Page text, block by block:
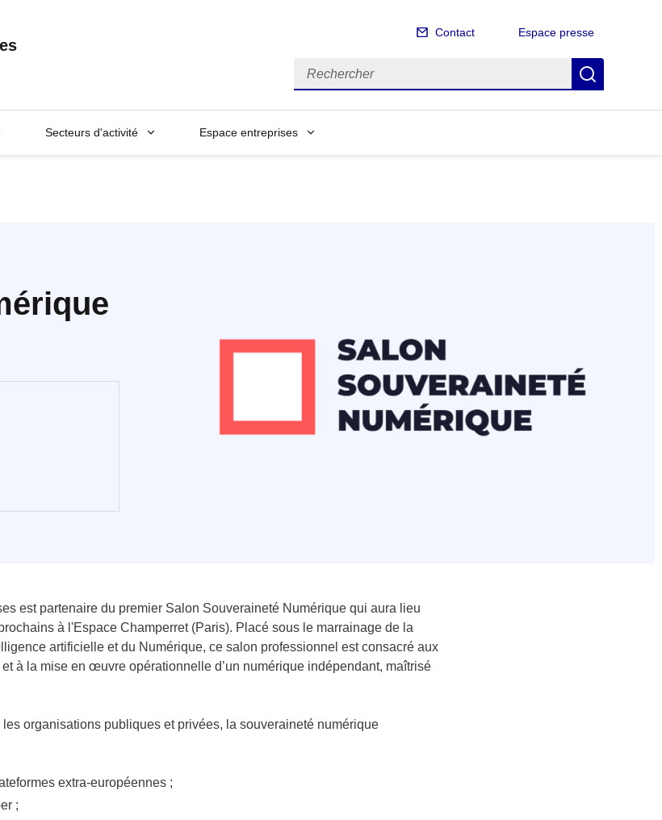
Contact Espace presse
Rechercher
Secteurs d'activité Espace entreprises
est partenaire du premier Salon Souveraineté Numérique qui aura lieu
à l'Espace Champerret (Paris). Placé sous le marrainage de la
artificielle et du Numérique, ce salon professionnel est consacré aux
à la mise en œuvre opérationnelle d’un numérique indépendant, maîtrisé
organisations publiques et privées, la souveraineté numérique
extra-européennes ;
;